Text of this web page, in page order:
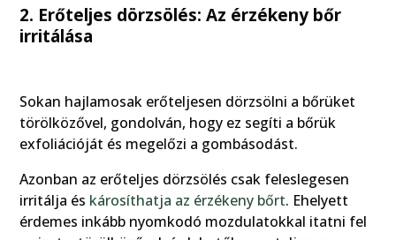
2. Erőteljes dörzsölés: Az érzékeny bőr
irritálása
Sokan hajlamosak erőteljesen dörzsölni a bőrüket
törölközővel, gondolván, hogy ez segíti a bőrük
exfoliációját és megelőzi a gombásodást.
Azonban az erőteljes dörzsölés csak feleslegesen
irritálja és károsíthatja az érzékeny bőrt. Ehelyett
érdemes inkább nyomkodó mozdulatokkal itatni fel